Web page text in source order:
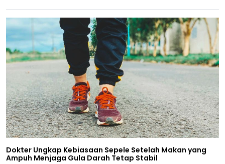
Dokter Ungkap Kebiasaan Sepele Setelah Makan yang
Ampuh Menjaga Gula Darah Tetap Stabil